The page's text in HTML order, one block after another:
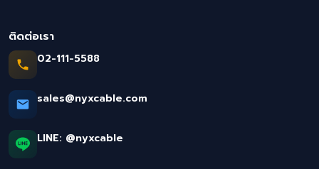
ติดต่อเรา
02-111-5588
sales@nyxcable.com
LINE: @nyxcable